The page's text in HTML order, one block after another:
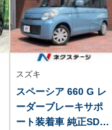
スズキ
スペーシア 660 G レ
ーダーブレーキサポ
ート装着車 純正SDナ